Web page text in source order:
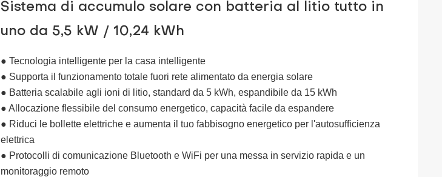
Sistema di accumulo solare con batteria al litio tutto in
uno da 5,5 kW / 10,24 kWh
● Tecnologia intelligente per la casa intelligente
● Supporta il funzionamento totale fuori rete alimentato da energia solare
● Batteria scalabile agli ioni di litio, standard da 5 kWh, espandibile da 15 kWh
● Allocazione flessibile del consumo energetico, capacità facile da espandere
● Riduci le bollette elettriche e aumenta il tuo fabbisogno energetico per l'autosufficienza
elettrica
● Protocolli di comunicazione Bluetooth e WiFi per una messa in servizio rapida e un
monitoraggio remoto